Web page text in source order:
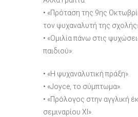
• «Πρόταση της 9ης
τον ψυχαναλυτή της
• «Ομιλία πάνω στις
παιδιού».
• «Η ψυχαναλυτική πράξη».
• «Joyce, το σύμπτωμα».
• «Πρόλογος στην αγγλική
σεμιναρίου XI».